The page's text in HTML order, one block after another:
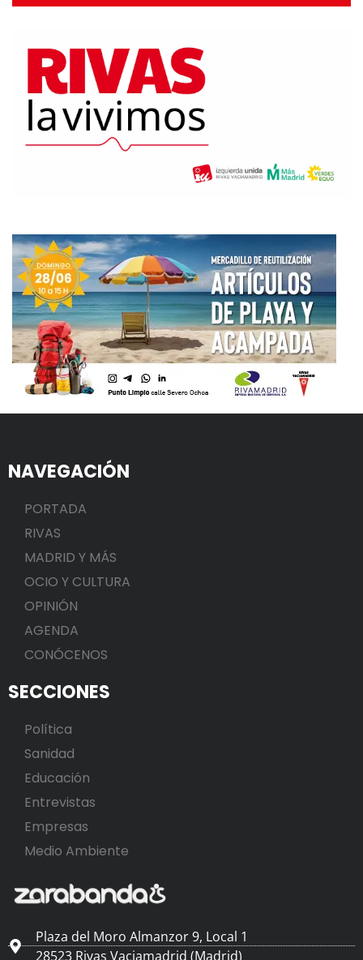
NAVEGACIÓN
PORTADA
RIVAS
MADRID Y MÁS
OCIO Y CULTURA
OPINIÓN
AGENDA
CONÓCENOS
SECCIONES
Política
Sanidad
Educación
Entrevistas
Empresas
Medio Ambiente
Plaza del Moro Almanzor 9, Local 1
28523 Rivas Vaciamadrid (Madrid)